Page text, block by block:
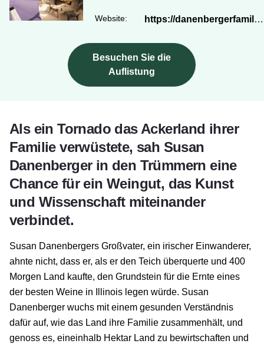
Website: https://danenbergerfamilyvineyards.com/
Besuchen Sie die
Auflistung
Als ein Tornado das Ackerland ihrer
Familie verwüstete, sah Susan
Danenberger in den Trümmern eine
Chance für ein Weingut, das Kunst
und Wissenschaft miteinander
verbindet.
Susan Danenbergers Großvater, ein irischer Einwanderer,
ahnte nicht, dass er, als er den Teich überquerte und 400
Morgen Land kaufte, den Grundstein für die Ernte eines
der besten Weine in Illinois legen würde. Susan
Danenberger wuchs mit einem gesunden Verständnis
dafür auf, wie das Land ihre Familie zusammenhält, und
genoss es, eineinhalb Hektar Land zu bewirtschaften und